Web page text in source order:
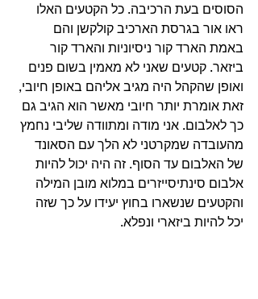
הסוסים בעת הרכיבה. כל הקטעים האלו
ראו אור בגרסת הארכיב קולקשן והם
באמת הארד קור ניסיוניות והארד קור
ביזאר. קטעים שאני לא מאמין בשום פנים
ואופן שהקהל היה מגיב אליהם באופן חיובי,
זאת אומרת יותר חיובי מאשר הוא הגיב גם
כך לאלבום. אני מודה ומתוודה שליבי נחמץ
מהעובדה שמקרטני לא הלך עם הסאונד
של האלבום עד הסוף. זה היה יכול להיות
אלבום סינתיסייזרים במלוא מובן המילה
והקטעים שנשארו בחוץ יעידו על כך שזה
יכל להיות ביזארי ונפלא.